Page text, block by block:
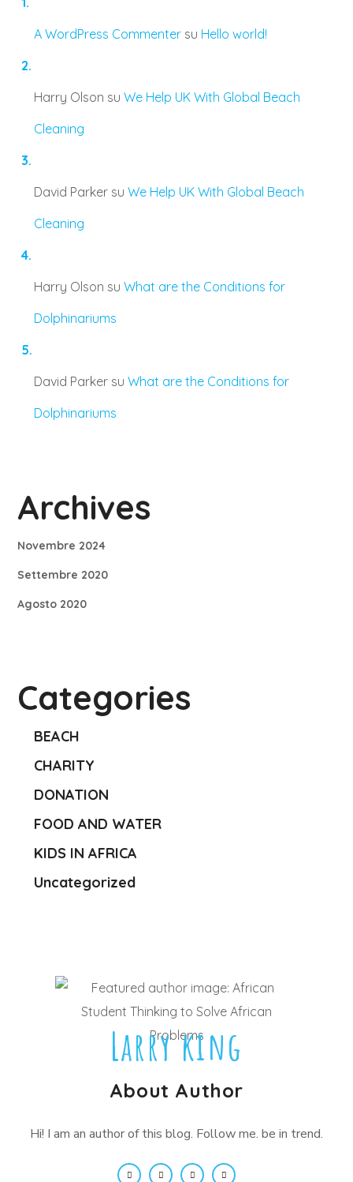
A WordPress Commenter su Hello world!
Harry Olson suWe Help UK With Global Beach
Cleaning
David Parker suWe Help UK With Global Beach
Cleaning
Harry Olson suWhat are the Conditions for
Dolphinariums
David Parker suWhat are the Conditions for
Dolphinariums
Archives
Novembre 2024
Settembre 2020
Agosto 2020
Categories
BEACH
CHARITY
DONATION
FOOD AND WATER
KIDS IN AFRICA
Uncategorized
Larry king
About Author
Hi! I am an author of this blog. Follow me. be in trend.